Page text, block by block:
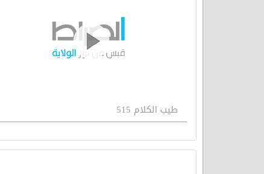
طيب الكلام 515